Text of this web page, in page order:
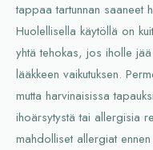
tappaa tartunnan saaneet
Huolellisella käytöllä on
yhtä tehokas, jos iholle
lääkkeen vaikutuksen.
mutta harvinaisissa
ihoärsytystä tai allergisia
mahdolliset allergiat